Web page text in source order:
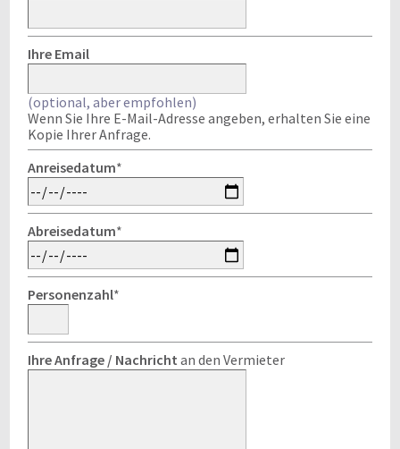
Ihre Email
(optional, aber empfohlen)
Wenn Sie Ihre E-Mail-Adresse angeben, erhalten Sie eine
Kopie Ihrer Anfrage.
Anreisedatum*
Abreisedatum*
Personenzahl*
Ihre Anfrage / Nachricht an den Vermieter